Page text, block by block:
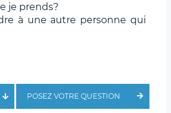
je prends?
à une autre personne qui
POSEZ VOTRE QUESTION